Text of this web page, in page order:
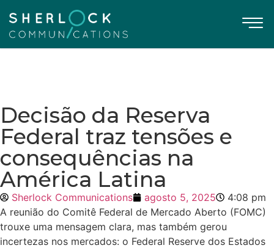
Decisão da Reserva
Federal traz tensões e
consequências na
América Latina
Sherlock Communications agosto 5, 2025
4:08 pm
A reunião do Comitê Federal de Mercado Aberto (FOMC)
trouxe uma mensagem clara, mas também gerou
incertezas nos mercados: o Federal Reserve dos Estados